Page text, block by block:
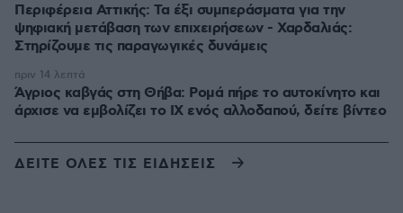
Περιφέρεια Αττικής: Τα έξι συμπεράσματα για την
ψηφιακή μετάβαση των επιχειρήσεων - Χαρδαλιάς:
Στηρίζουμε τις παραγωγικές δυνάμεις
Άγριος καβγάς στη Θήβα: Ρομά πήρε το αυτοκίνητο και
άρχισε να εμβολίζει το ΙΧ ενός αλλοδαπού, δείτε βίντεο
πριν 14 λεπτά
ΔΕΙΤΕ ΟΛΕΣ ΤΙΣ ΕΙΔΗΣΕΙΣ